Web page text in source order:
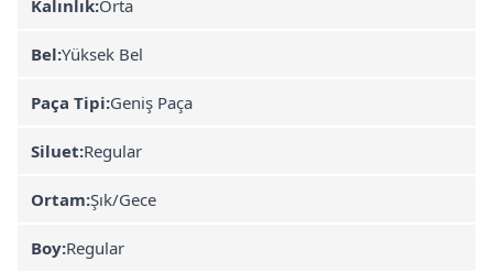
Kalınlık:Orta
Bel:Yüksek Bel
Paça Tipi:Geniş Paça
Siluet:Regular
Ortam:Şık/Gece
Boy:Regular